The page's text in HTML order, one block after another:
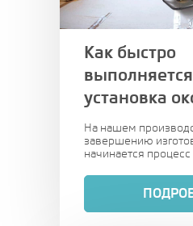
Как быстро
выполняется
установка
На нашем
завершению
начинается процесс